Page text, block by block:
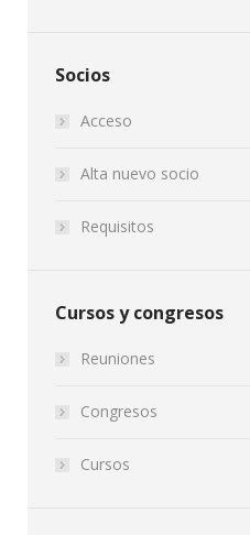
Socios
Acceso
Alta nuevo socio
Requisitos
Cursos y congresos
Reuniones
Congresos
Cursos